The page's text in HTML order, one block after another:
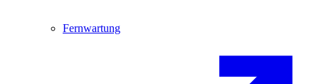
Fernwartung